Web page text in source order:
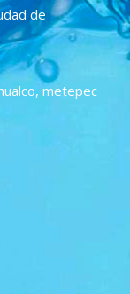
de
metepec